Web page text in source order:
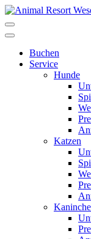
Buchen
Service
Hunde
Katzen